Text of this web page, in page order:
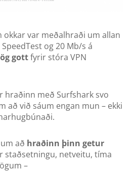
var meðalhraði um allan
og 20 Mb/s á
gottfyrir stóra VPN
hraðinn með Surfshark svo
að við sáum engan mun – ekki
að hraðinn þinn getur
staðsetningu, netveitu, tíma
–